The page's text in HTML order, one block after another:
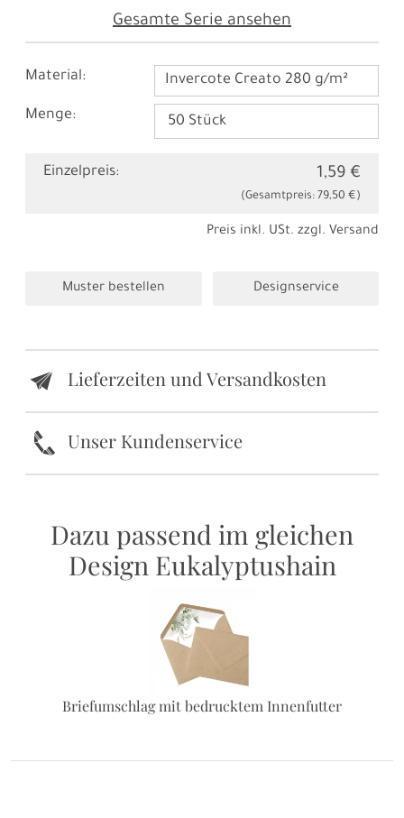
Gesamte Serie ansehen
Material: Invercote Creato 280 g/m²
Menge:
Einzelpreis: 1,59 €
(Gesamtpreis: 79,50 €)
Preis inkl. USt. zzgl. Versand
Muster bestellen Designservice
e Lieferzeiten und Versandkosten
k Unser Kundenservice
Dazu passend im gleichen
Design Eukalyptushain
Briefumschlag mit bedrucktem Innenfutter